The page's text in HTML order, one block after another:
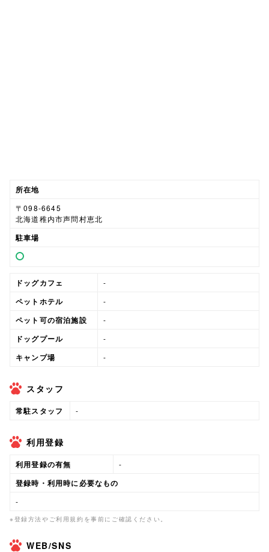
所在地
〒098-6645
北海道稚内市声問村恵北
駐車場
ドッグカフェ -
ペットホテル -
ペット可の宿泊施設 -
ドッグプール -
キャンプ場 -
スタッフ
常駐スタッフ -
利用登録
利用登録の有無 -
登録時・利用時に必要なもの
-
※登録方法やご利用規約を事前にご確認ください。
WEB/SNS